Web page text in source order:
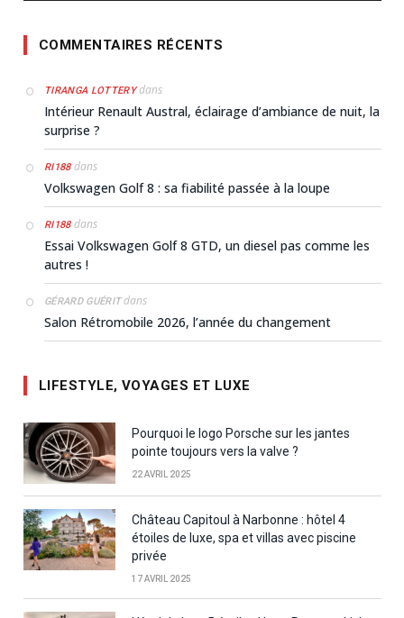
COMMENTAIRES RÉCENTS
TIRANGA LOTTERYdans
Intérieur Renault Austral, éclairage d’ambiance de nuit, la
surprise ?
RI188dans
Volkswagen Golf 8 : sa fiabilité passée à la loupe
RI188dans
Essai Volkswagen Golf 8 GTD, un diesel pas comme les
autres !
GÉRARD GUÉRITdans
Salon Rétromobile 2026, l’année du changement
LIFESTYLE, VOYAGES ET LUXE
Pourquoi le logo Porsche sur les jantes
pointe toujours vers la valve ?
22 AVRIL 2025
Château Capitoul à Narbonne : hôtel 4
étoiles de luxe, spa et villas avec piscine
privée
17 AVRIL 2025